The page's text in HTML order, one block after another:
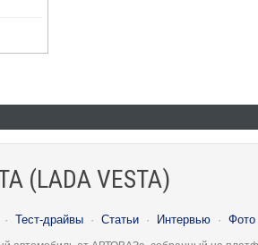
(LADA VESTA)
· Тест-драйвы · Статьи · Интервью · Фото